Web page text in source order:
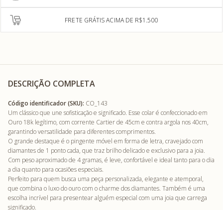
FRETE GRÁTIS ACIMA DE R$1.500
DESCRIÇÃO COMPLETA
Código identificador (SKU): CO_143
Um clássico que une sofisticação e significado. Esse colar é confeccionado em
Ouro 18k legítimo, com corrente Cartier de 45cm e contra argola nos 40cm,
garantindo versatilidade para diferentes comprimentos.
O grande destaque é o pingente móvel em forma de letra, cravejado com
diamantes de 1 ponto cada, que traz brilho delicado e exclusivo para a joia.
Com peso aproximado de 4 gramas, é leve, confortável e ideal tanto para o dia
a dia quanto para ocasiões especiais.
Perfeito para quem busca uma peça personalizada, elegante e atemporal,
que combina o luxo do ouro com o charme dos diamantes. Também é uma
escolha incrível para presentear alguém especial com uma joia que carrega
significado.